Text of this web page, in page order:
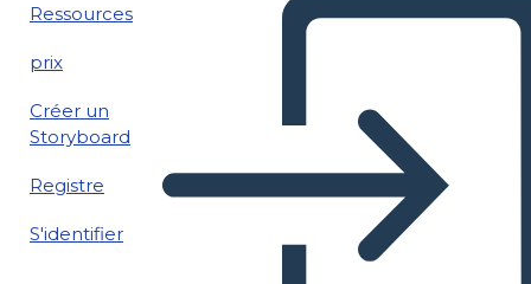
Ressources
prix
Créer un
Storyboard
Registre
S'identifier